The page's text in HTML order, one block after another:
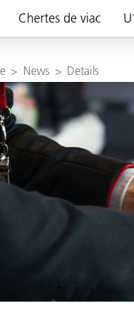
Chertes de viac
> News > Details